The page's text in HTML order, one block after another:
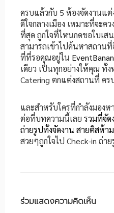
ครบแล้วกับ 5 ห้องจัดงานแ
ดีใจกลางเมือง เหมาะที่จะ
ที่สุด ถูกใจที่ไหนกดขอใบเส
สามารถเข้าไปค้นหาสถาน
ที่ที่รอคุณอยู่ใน
เดียว เป็นทุกอย่างให้คุณ ทั้
Catering ตกแต่งสถานที่ ค
และสำหรับใครที่กำลังมอง
ต่อที่บทความนี้เลย รวมที่จัด
ถ่ายรูปทั้งจัดงาน สายติสห้า
สวยๆถูกใจไป Check-in ถ่
ร่วมแสดงความคิดเห็น